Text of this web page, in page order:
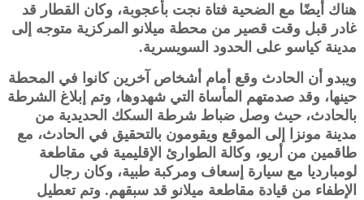
هناك أيضًا مع الضحية فتاة نجت بأعجوبة، وكان القطار قد
غادر قبل وقت قصير من محطة ميلانو المركزية متوجه إلى
مدينة كياسو على الحدود السويسرية.
ويبدو أن الحادث وقع أمام أشخاص آخرين كانوا في المحطة
حينها، وقد صدمتهم المأساة التي شهدوها، وتم إبلاغ الشرطة
بالحادث، حيث وصل ضباط شرطة السكك الحديدية من
مدينة مونزا إلى الموقع ويقومون بالتحقيق في الحادث، مع
طاقمين من أريو، وكالة الطوارئ الإقليمية في مقاطعة
لومبارديا مع سيارة إسعاف ومركبة طبية، وكان رجال
الإطفاء من قيادة مقاطعة ميلانو قد سبقهم. وتم تعطيل